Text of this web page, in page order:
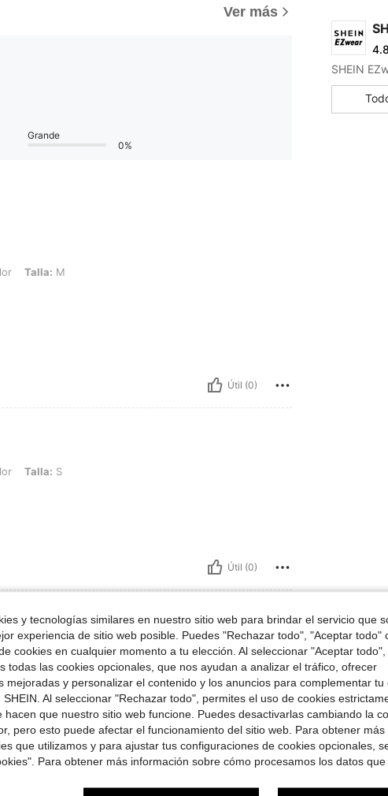
Ver más
Grande
0%
Talla: M
Útil (0)
Talla: S
Útil (0)
y tecnologías similares en nuestro sitio web para brindar el servicio que
experiencia de sitio web posible. Puedes "Rechazar todo", "Aceptar todo"
cookies en cualquier momento a tu elección. Al seleccionar "Aceptar todo",
todas las cookies opcionales, que nos ayudan a analizar el tráfico, ofrecer
mejoradas y personalizar el contenido y los anuncios para complementar tu
Al seleccionar "Rechazar todo", permites el uso de cookies
hacen que nuestro sitio web funcione. Puedes desactivarlas cambiando la
pero esto puede afectar el funcionamiento del sitio web. Para obtener más
que utilizamos y para ajustar tus configuraciones de cookies opcionales,
Para obtener más información sobre cómo procesamos los datos que